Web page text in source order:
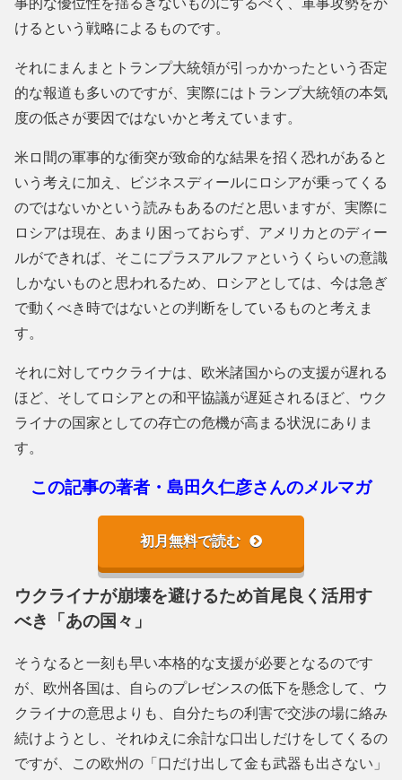
けるという戦略によるものです。
それにまんまとトランプ大統領が引っかかったという否定
的な報道も多いのですが、実際にはトランプ大統領の本気
度の低さが要因ではないかと考えています。
米ロ間の軍事的な衝突が致命的な結果を招く恐れがあると
いう考えに加え、ビジネスディールにロシアが乗ってくる
のではないかという読みもあるのだと思いますが、実際に
ロシアは現在、あまり困っておらず、アメリカとのディー
ルができれば、そこにプラスアルファというくらいの意識
しかないものと思われるため、ロシアとしては、今は急ぎ
で動くべき時ではないとの判断をしているものと考えま
す。
それに対してウクライナは、欧米諸国からの支援が遅れる
ほど、そしてロシアとの和平協議が遅延されるほど、ウク
ライナの国家としての存亡の危機が高まる状況にありま
す。
この記事の著者・島田久仁彦さんのメルマガ
初月無料で読む
ウクライナが崩壊を避けるため首尾良く活用す
べき「あの国々」
そうなると一刻も早い本格的な支援が必要となるのです
が、欧州各国は、自らのプレゼンスの低下を懸念して、ウ
クライナの意思よりも、自分たちの利害で交渉の場に絡み
続けようとし、それゆえに余計な口出しだけをしてくるの
ですが、この欧州の「口だけ出して金も武器も出さない」